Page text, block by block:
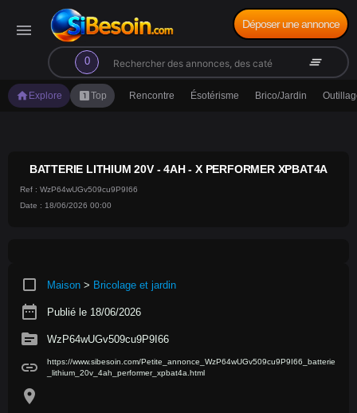
menu
0
search clear_all
Déposer une annonce
home Explore looks_oneTop Rencontre Ésotérisme Brico/Jardin
BATTERIE LITHIUM 20V - 4AH - X PERFORMER XPBAT4A
Ref : WzP64wUGv509cu9P9I66
Date : 18/06/2026 00:00
crop_square Maison > Bricolage et jardin
date_range Publié le 18/06/2026
source WzP64wUGv509cu9P9I66
link
https://www.sibesoin.com/Petite_annonce_WzP64wUGv509cu9P9I66_batterie
_lithium_20v_4ah_performer_xpbat4a.html
location_on